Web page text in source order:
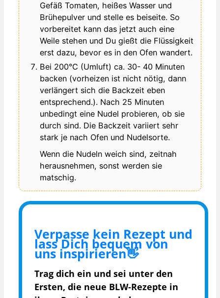
Gefäß Tomaten, heißes Wasser und
Brühepulver und stelle es beiseite. So
vorbereitet kann das jetzt auch eine
Weile stehen und Du gießt die Flüssigkeit
erst dazu, bevor es in den Ofen wandert.
Bei 200°C (Umluft) ca. 30- 40 Minuten
backen (vorheizen ist nicht nötig, dann
verlängert sich die Backzeit eben
entsprechend.). Nach 25 Minuten
unbedingt eine Nudel probieren, ob sie
durch sind. Die Backzeit variiert sehr
stark je nach Ofen und Nudelsorte.
Wenn die Nudeln weich sind, zeitnah
herausnehmen, sonst werden sie
matschig.
Verpasse kein Rezept und
lass Dich bequem von
uns inspirieren👋
Trag dich ein und sei unter den
Ersten, die neue BLW-Rezepte in